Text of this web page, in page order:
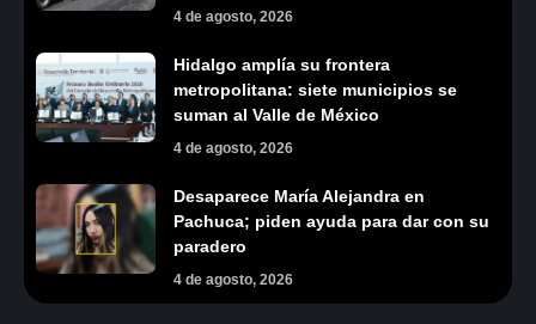
4 de agosto, 2026
Hidalgo amplía su frontera
metropolitana: siete municipios se
suman al Valle de México
4 de agosto, 2026
Desaparece María Alejandra en
Pachuca; piden ayuda para dar con su
paradero
4 de agosto, 2026